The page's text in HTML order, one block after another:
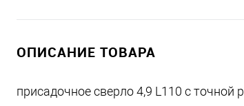
ОПИСАНИЕ ТОВАРА
присадочное сверло 4,9 L110 с